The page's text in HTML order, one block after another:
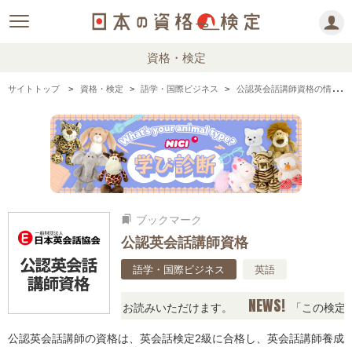
資格・検定
サイトトップ 資格・検定 語学・国際ビジネス 公認英会話講師資格の情報まとめ
bookmarks ブックマーク
公認英会話講師資格
語学・国際ビジネス 英語
！資格情報の下からお読みいただけます。 NEWS! 「この検定、
公認英会話講師の資格は、英会話検定2級に合格し、英会話講師養成